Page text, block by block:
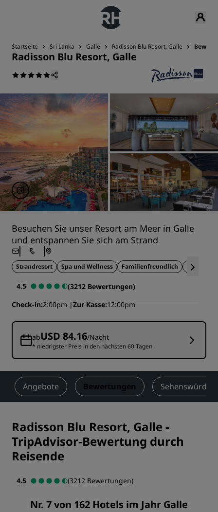
Startseite Sri Lanka Galle Radisson Blu Resort, Galle
Radisson Blu Resort, Galle
Besuchen Sie unser Resort am Meer in Galle
und entspannen Sie sich am Strand
Strandresort Spa und Wellness Familienfreundlich
4.5
(3212 Bewertungen)
Check-in 2:00pm Zur Kasse 12:00pm
abUSD 84.16/Nacht
* niedrigster Preis in den nächsten 60 Tagen
Angebote Bewertungen
Radisson Blu Resort, Galle -
TripAdvisor-Bewertung durch
Reisende
4.5 (3212 Bewertungen)
Nr. 7 von 162 Hotels im Jahr Galle